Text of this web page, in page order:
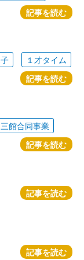
記事を読む
１才タイム
記事を読む
三館合同事業
記事を読む
記事を読む
記事を読む